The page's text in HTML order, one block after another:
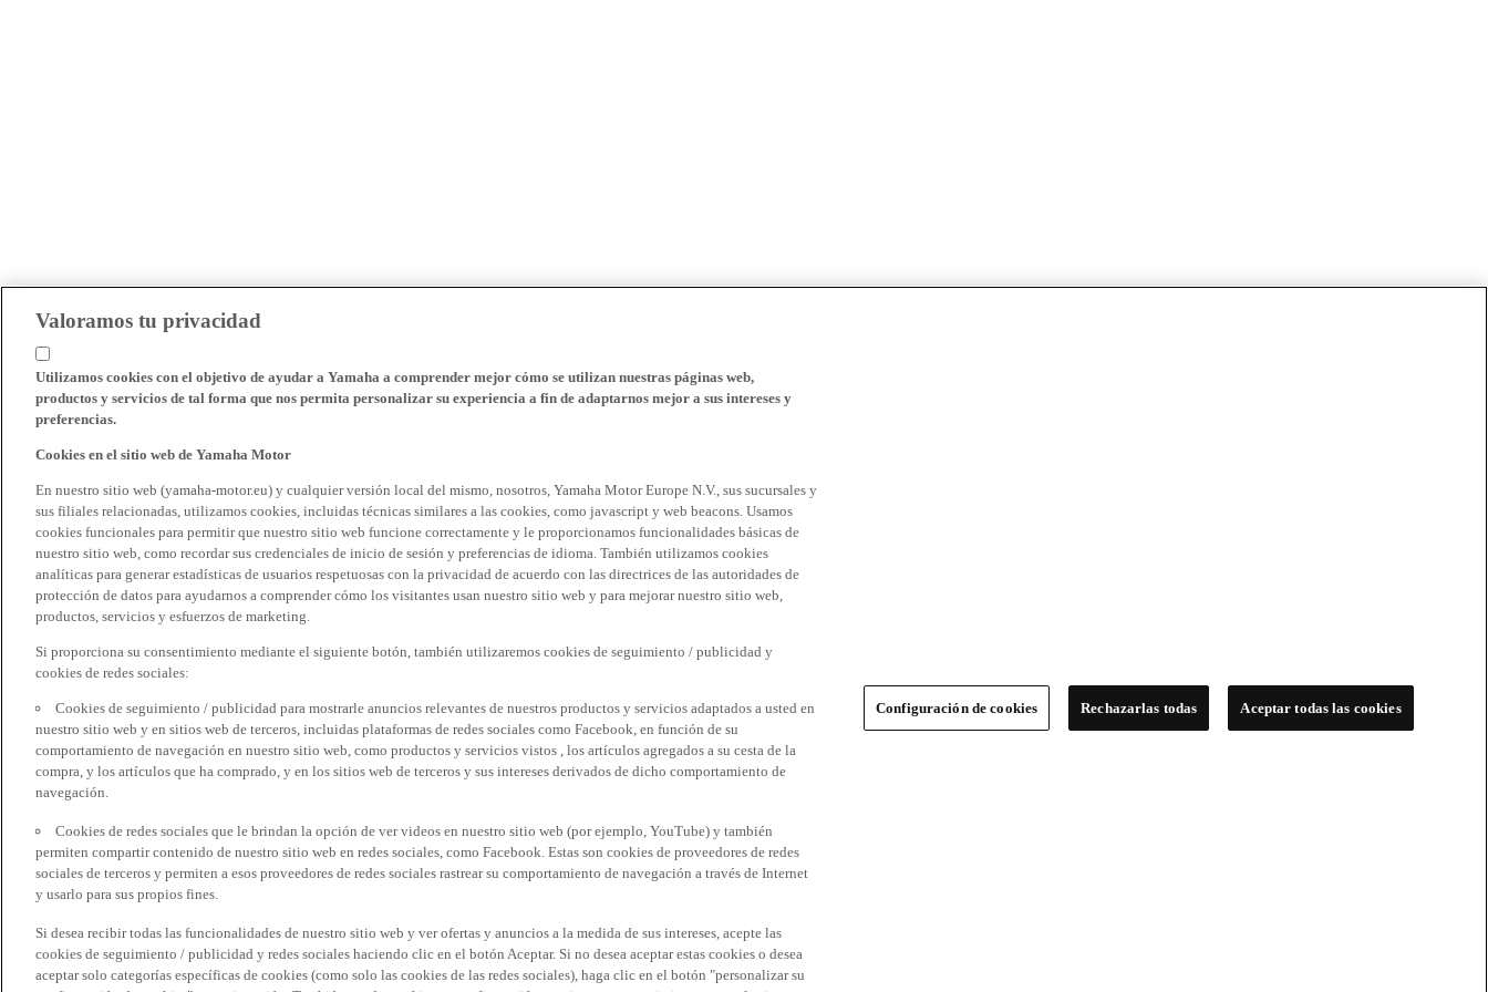
Valoramos tu privacidad
Utilizamos cookies con el objetivo de ayudar a Yamaha a comprender mejor cómo se utilizan nuestras páginas web,
productos y servicios de tal forma que nos permita personalizar su experiencia a fin de adaptarnos mejor a sus intereses y
preferencias.
Cookies en el sitio web de Yamaha Motor
En nuestro sitio web (yamaha-motor.eu) y cualquier versión local del mismo, nosotros, Yamaha Motor Europe N.V., sus sucursales y
sus filiales relacionadas, utilizamos cookies, incluidas técnicas similares a las cookies, como javascript y web beacons. Usamos
cookies funcionales para permitir que nuestro sitio web funcione correctamente y le proporcionamos funcionalidades básicas de
nuestro sitio web, como recordar sus credenciales de inicio de sesión y preferencias de idioma. También utilizamos cookies
analíticas para generar estadísticas de usuarios respetuosas con la privacidad de acuerdo con las directrices de las autoridades de
protección de datos para ayudarnos a comprender cómo los visitantes usan nuestro sitio web y para mejorar nuestro sitio web,
productos, servicios y esfuerzos de marketing.
Si proporciona su consentimiento mediante el siguiente botón, también utilizaremos cookies de seguimiento / publicidad y
cookies de redes sociales:
Cookies de seguimiento / publicidad para mostrarle anuncios relevantes de nuestros productos y servicios adaptados a usted en
nuestro sitio web y en sitios web de terceros, incluidas plataformas de redes sociales como Facebook, en función de su
comportamiento de navegación en nuestro sitio web, como productos y servicios vistos , los artículos agregados a su cesta de la
compra, y los artículos que ha comprado, y en los sitios web de terceros y sus intereses derivados de dicho comportamiento de
navegación.
Cookies de redes sociales que le brindan la opción de ver videos en nuestro sitio web (por ejemplo, YouTube) y también
permiten compartir contenido de nuestro sitio web en redes sociales, como Facebook. Estas son cookies de proveedores de redes
sociales de terceros y permiten a esos proveedores de redes sociales rastrear su comportamiento de navegación a través de Internet
y usarlo para sus propios fines.
Si desea recibir todas las funcionalidades de nuestro sitio web y ver ofertas y anuncios a la medida de sus intereses, acepte las
cookies de seguimiento / publicidad y redes sociales haciendo clic en el botón Aceptar. Si no desea aceptar estas cookies o desea
aceptar solo categorías específicas de cookies (como solo las cookies de las redes sociales), haga clic en el botón "personalizar su
Configuración de cookies Rechazarlas todas Aceptar todas las cookies